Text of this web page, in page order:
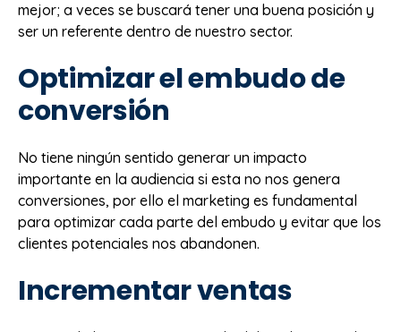
mejor; a veces se buscará tener una buena posición y
ser un referente dentro de nuestro sector.
Optimizar el embudo de
conversión
No tiene ningún sentido generar un impacto
importante en la audiencia si esta no nos genera
conversiones, por ello el marketing es fundamental
para optimizar cada parte del embudo y evitar que los
clientes potenciales nos abandonen.
Incrementar ventas